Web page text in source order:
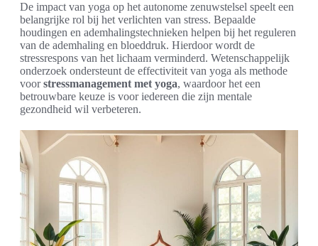
De impact van yoga op het autonome zenuwstelsel speelt een
belangrijke rol bij het verlichten van stress. Bepaalde
houdingen en ademhalingstechnieken helpen bij het reguleren
van de ademhaling en bloeddruk. Hierdoor wordt de
stressrespons van het lichaam verminderd. Wetenschappelijk
onderzoek ondersteunt de effectiviteit van yoga als methode
voorstressmanagement met yoga, waardoor het een
betrouwbare keuze is voor iedereen die zijn mentale
gezondheid wil verbeteren.